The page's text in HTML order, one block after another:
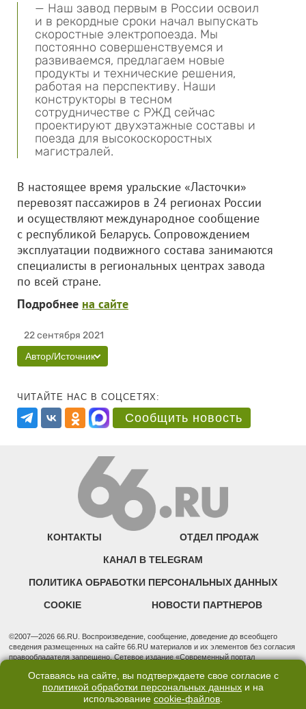
— Наш завод первым в России освоил
и в рекордные сроки начал выпускать
скоростные электропоезда. Мы
постоянно совершенствуемся и
развиваемся, предлагаем новые
продукты и технические решения,
работая на перспективу. Наши
конструкторы в тесном
сотрудничестве с РЖД сейчас
проектируют двухэтажные составы и
поезда для высокоскоростных
магистралей.
В настоящее время уральские «Ласточки»
перевозят пассажиров в 24 регионах России
и осуществляют международное сообщение
с республикой Беларусь. Сопровождением
эксплуатации подвижного состава занимаются
специалисты в региональных центрах завода
по всей стране.
Подробнее на сайте
22 сентября 2021
Автор/Источник
ЧИТАЙТЕ НАС В СОЦСЕТЯХ:
Сообщить новость
КОНТАКТЫ ОТДЕЛ ПРОДАЖ
КАНАЛ В TELEGRAM
ПОЛИТИКА ОБРАБОТКИ ПЕРСОНАЛЬНЫХ ДАННЫХ
COOKIE НОВОСТИ ПАРТНЕРОВ
©2007—2026 66.RU. Воспроизведение, сообщение, доведение до всеобщего
сведения размещенных на сайте 66.RU материалов и их элементов без согласия
правообладателя запрещено. Сетевое издание «Современный портал
надзору в сфере связи, информационных технологий и массовых коммуникаций
(Роскомнадзор). Регистрационный номер ЭЛ № ФС 77 - 76634 от 02.09.2019
Учредитель: Общество с ограниченной ответственностью "66.ру". Юридический
Оставаясь на сайте, вы подтверждаете свое согласие с
политикой обработки персональных данных и на
использование cookie-файлов.